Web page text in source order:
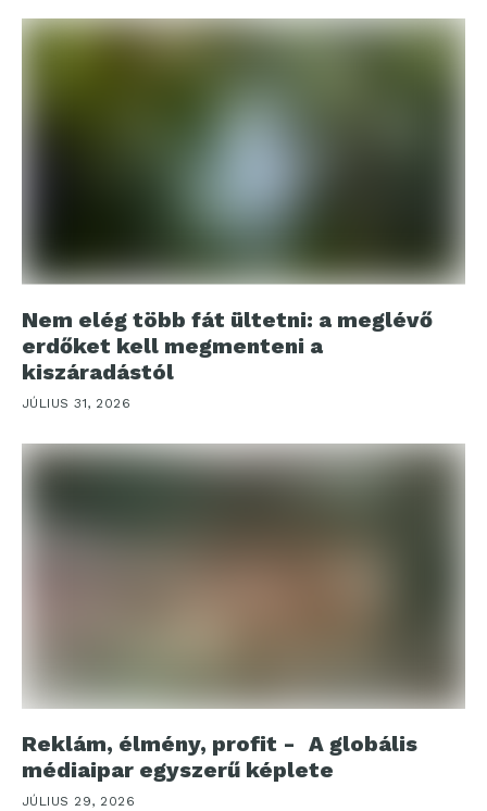
Nem elég több fát ültetni: a meglévő
erdőket kell megmenteni a
kiszáradástól
JÚLIUS 31, 2026
Reklám, élmény, profit - A globális
médiaipar egyszerű képlete
JÚLIUS 29, 2026